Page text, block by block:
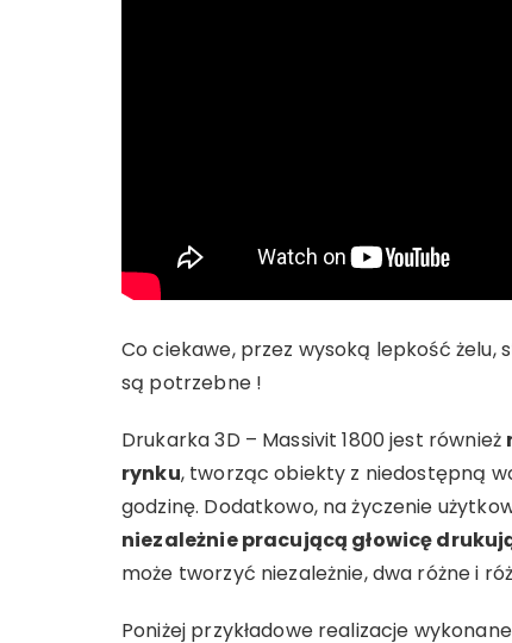
Co ciekawe, przez wysoką lepkość
są potrzebne !
Drukarka 3D – Massivit 1800 jest również
rynku, tworząc obiekty z niedostępną
godzinę. Dodatkowo, na życzenie
niezależnie pracującą głowicę
może tworzyć niezależnie, dwa różne i
Poniżej przykładowe realizacje